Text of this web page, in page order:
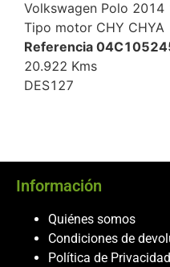
Volkswagen Polo 2014
Tipo motor CHY CHYA
Referencia
20.922 Kms
DES127
Información
Quiénes somos
Condiciones de
Política de Privacidad